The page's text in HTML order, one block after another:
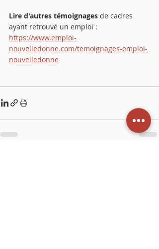
Lire d'autres témoignages de cadres
ayant retrouvé un emploi :
https://www.emploi-
nouvelledonne.com/temoignages-emploi-
nouvelledonne